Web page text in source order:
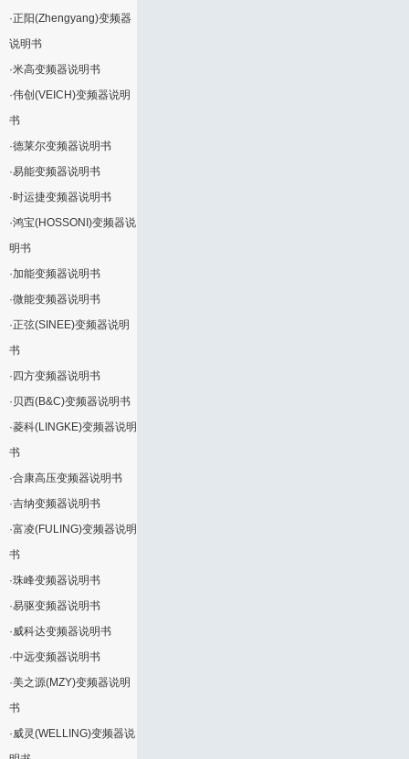
·正阳(Zhengyang)变频器
说明书
·米高变频器说明书
·伟创(VEICH)变频器说明
书
·德莱尔变频器说明书
·易能变频器说明书
·时运捷变频器说明书
·鸿宝(HOSSONI)变频器说
明书
·加能变频器说明书
·微能变频器说明书
·正弦(SINEE)变频器说明
书
· 四方变频器说明书
· 贝西(B&C)变频器说明书
·菱科(LINGKE)变频器说明
书
·合康高压变频器说明书
·吉纳变频器说明书
·富凌(FULING)变频器说明
书
·珠峰变频器说明书
·易驱变频器说明书
·威科达变频器说明书
·中远变频器说明书
·美之源(MZY)变频器说明
书
·威灵(WELLING)变频器说